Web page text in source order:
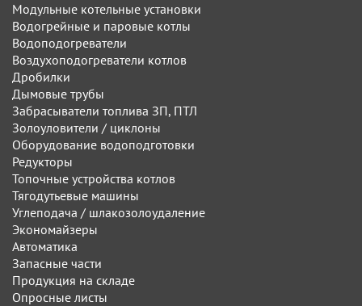
Модульные котельные установки
Водогрейные и паровые котлы
Водоподогреватели
Воздухоподогреватели котлов
Дробилки
Дымовые трубы
Забрасыватели топлива ЗП, ПТЛ
Золоуловители / циклоны
Оборудование водоподготовки
Редукторы
Топочные устройства котлов
Тягодутьевые машины
Углеподача / шлакозолоудаление
Экономайзеры
Автоматика
Запасные части
Продукция на складе
Опросные листы